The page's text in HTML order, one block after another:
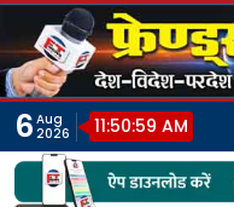
Skip
content
6 Aug
2026
11:51:01 AM